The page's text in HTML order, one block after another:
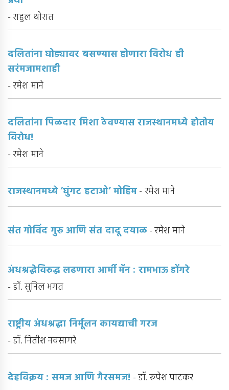
- राहुल थोरात
दलितांना घोड्यावर बसण्यास होणारा विरोध ही
सरंमजामशाही
- रमेश माने
दलितांना पिळदार मिशा ठेवण्यास राजस्थानमध्ये होतोय
विरोध!
- रमेश माने
राजस्थानमध्ये ‘घुंगट हटाओ’ मोहिम- रमेश माने
संत गोविंद गुरु आणि संत दादू दयाळ- रमेश माने
अंधश्रद्धेविरुद्ध लढणारा आर्मी मॅन : रामभाऊ डोंगरे
- डॉ. सुनिल भगत
राष्ट्रीय अंधश्रद्धा निर्मूलन कायद्याची गरज
- डॉ. नितीश नवसागरे
देहविक्रय : समज आणि गैरसमज! - डॉ. रुपेश पाटकर